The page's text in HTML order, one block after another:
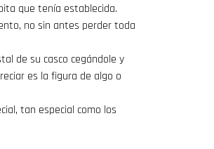
que tenía establecida.
no sin antes perder toda
de su casco cegándole y
es la figura de algo o
tan especial como los